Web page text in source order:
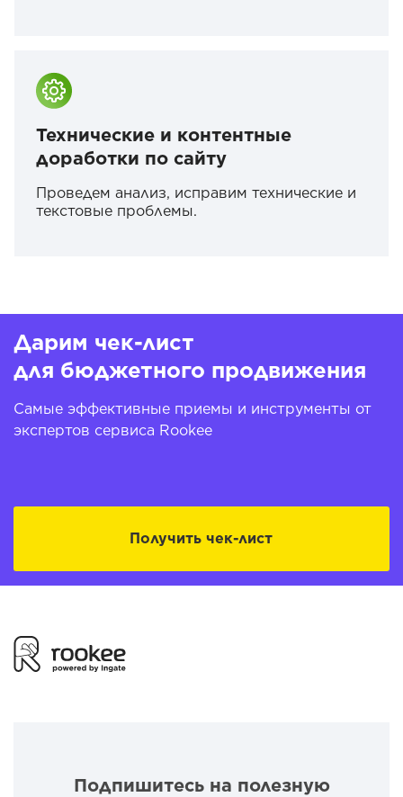
Технические и контентные
доработки по сайту
Проведем анализ, исправим технические и
текстовые проблемы.
Дарим чек-лист
для бюджетного продвижения
Самые эффективные приемы и инструменты от
экспертов сервиса Rookee
Получить чек-лист
Подпишитесь на полезную